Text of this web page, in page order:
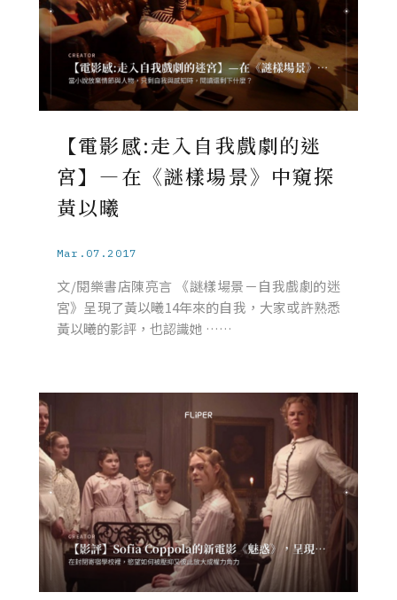
【電影感:走入自我戲劇的迷
宮】—在《謎樣場景》中窺探
黃以曦
Mar.07.2017
文/閱樂書店陳亮言 《謎樣場景－自我戲劇的迷
宮》呈現了黃以曦14年來的自我，大家或許熟悉
黃以曦的影評，也認識她 ……